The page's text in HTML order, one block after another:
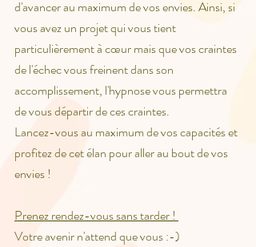
d'avancer au maximum de vos envies. Ainsi, si
vous avez un projet qui vous tient
particulièrement à cœur mais que vos craintes
de l'échec vous freinent dans son
accomplissement, l'hypnose vous permettra
de vous départir de ces craintes.
Lancez-vous au maximum de vos capacités et
profitez de cet élan pour aller au bout de vos
envies !
Prenez rendez-vous sans tarder !
Votre avenir n'attend que vous :-)